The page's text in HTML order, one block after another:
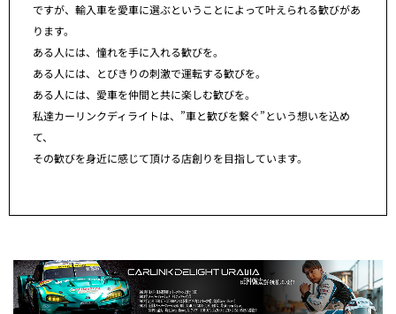
ですが、輸入車を愛車に選ぶということによって叶えられる歓びがあ
ります。
ある人には、憧れを手に入れる歓びを。
ある人には、とびきりの刺激で運転する歓びを。
ある人には、愛車を仲間と共に楽しむ歓びを。
私達カーリンクディライトは、”車と歓びを繋ぐ”という想いを込め
て、
その歓びを身近に感じて頂ける店創りを目指しています。